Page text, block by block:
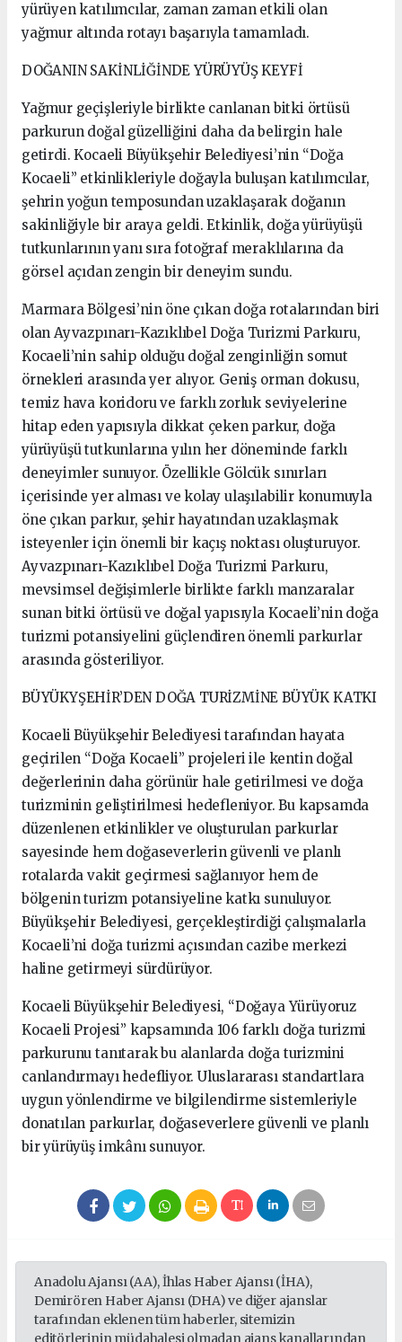
yürüyen katılımcılar, zaman zaman etkili olan
yağmur altında rotayı başarıyla tamamladı.
DOĞANIN SAKİNLİĞİNDE YÜRÜYÜŞ KEYFİ
Yağmur geçişleriyle birlikte canlanan bitki örtüsü
parkurun doğal güzelliğini daha da belirgin hale
getirdi. Kocaeli Büyükşehir Belediyesi’nin “Doğa
Kocaeli” etkinlikleriyle doğayla buluşan katılımcılar,
şehrin yoğun temposundan uzaklaşarak doğanın
sakinliğiyle bir araya geldi. Etkinlik, doğa yürüyüşü
tutkunlarının yanı sıra fotoğraf meraklılarına da
görsel açıdan zengin bir deneyim sundu.
Marmara Bölgesi’nin öne çıkan doğa rotalarından biri
olan Ayvazpınarı-Kazıklıbel Doğa Turizmi Parkuru,
Kocaeli’nin sahip olduğu doğal zenginliğin somut
örnekleri arasında yer alıyor. Geniş orman dokusu,
temiz hava koridoru ve farklı zorluk seviyelerine
hitap eden yapısıyla dikkat çeken parkur, doğa
yürüyüşü tutkunlarına yılın her döneminde farklı
deneyimler sunuyor. Özellikle Gölcük sınırları
içerisinde yer alması ve kolay ulaşılabilir konumuyla
öne çıkan parkur, şehir hayatından uzaklaşmak
isteyenler için önemli bir kaçış noktası oluşturuyor.
Ayvazpınarı-Kazıklıbel Doğa Turizmi Parkuru,
mevsimsel değişimlerle birlikte farklı manzaralar
sunan bitki örtüsü ve doğal yapısıyla Kocaeli’nin doğa
turizmi potansiyelini güçlendiren önemli parkurlar
arasında gösteriliyor.
BÜYÜKYŞEHİR’DEN DOĞA TURİZMİNE BÜYÜK KATKI
Kocaeli Büyükşehir Belediyesi tarafından hayata
geçirilen “Doğa Kocaeli” projeleri ile kentin doğal
değerlerinin daha görünür hale getirilmesi ve doğa
turizminin geliştirilmesi hedefleniyor. Bu kapsamda
düzenlenen etkinlikler ve oluşturulan parkurlar
sayesinde hem doğaseverlerin güvenli ve planlı
rotalarda vakit geçirmesi sağlanıyor hem de
bölgenin turizm potansiyeline katkı sunuluyor.
Büyükşehir Belediyesi, gerçekleştirdiği çalışmalarla
Kocaeli’ni doğa turizmi açısından cazibe merkezi
haline getirmeyi sürdürüyor.
Kocaeli Büyükşehir Belediyesi, “Doğaya Yürüyoruz
Kocaeli Projesi” kapsamında 106 farklı doğa turizmi
parkurunu tanıtarak bu alanlarda doğa turizmini
canlandırmayı hedefliyor. Uluslararası standartlara
uygun yönlendirme ve bilgilendirme sistemleriyle
donatılan parkurlar, doğaseverlere güvenli ve planlı
bir yürüyüş imkânı sunuyor.
Anadolu Ajansı (AA), İhlas Haber Ajansı (İHA),
Demirören Haber Ajansı (DHA) ve diğer ajanslar
tarafından eklenen tüm haberler, sitemizin
editörlerinin müdahalesi olmadan ajans kanallarından